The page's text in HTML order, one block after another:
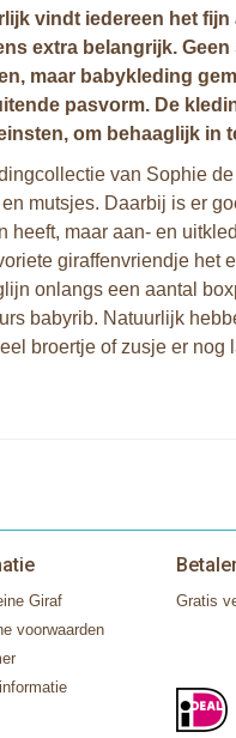
vindt iedereen het
extra belangrijk.
maar babykleding
pasvorm. De
om behaaglijk in
van Sophie
mutsjes. Daarbij is er
heeft, maar aan- en
giraffenvriendje het
onlangs een aantal
babyrib. Natuurlijk
broertje of zusje er nog
Giraf
voorwaarden
Gratis